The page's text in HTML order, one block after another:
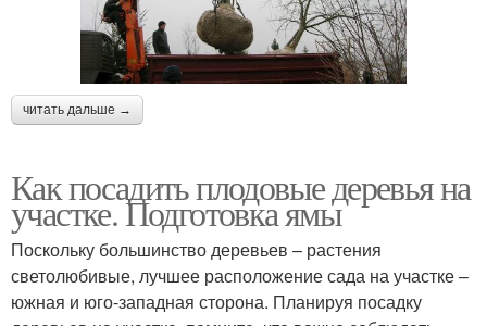
читать дальше →
Как посадить плодовые деревья на
участке. Подготовка ямы
Поскольку большинство деревьев – растения
светолюбивые, лучшее расположение сада на участке –
южная и юго-западная сторона. Планируя посадку